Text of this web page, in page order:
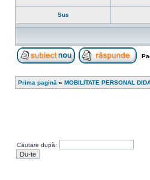
Sus
Prima pagină » MOBILITATE PERSONAL
Căutare după: